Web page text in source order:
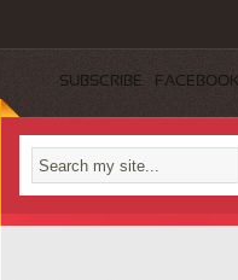
SUBSCRIBE FACEBOOK